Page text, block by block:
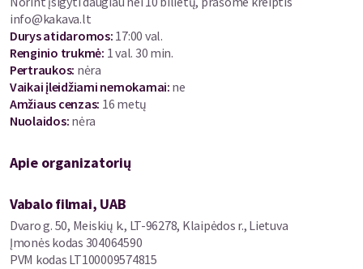
„Garažiukas nuo senų senų laikų dažnam lietuviui buvo buities,
priverstinių pareigų namuose užuovėja, lyg laisvės ir
nepriklausomybės oazė, todėl mes, vyrai, tik ten tampame tikri,
atviri iki pat kaulų smegenų, be jokių kaukių. Garažuose vyksta
stebuklingi dalykai, dėl kurių vienas vyras kito niekada neteisia ir
niekas ant nieko dėl nieko nepyksta. Rojus“, – pasakojo M.
Repšys.
Prodiusuoja: Vabalo filmai
Scenografija: Oles Makukhin
info@kakava.lt
Durys atidaromos: 17:00 val.
Renginio trukmė: 1 val. 30 min.
Pertraukos: nėra
Vaikai įleidžiami nemokamai: ne
Amžiaus cenzas: 16 metų
Nuolaidos: nėra
Apie organizatorių
Vabalo filmai, UAB
Dvaro g. 50, Meiskių k., LT-96278, Klaipėdos r., Lietuva
Įmonės kodas 304064590
PVM kodas LT100009574815